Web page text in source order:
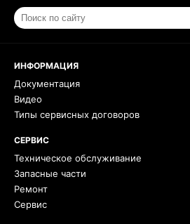
ИНФОРМАЦИЯ
Документация
Видео
Типы сервисных договоров
СЕРВИС
Техническое обслуживание
Запасные части
Ремонт
Сервис